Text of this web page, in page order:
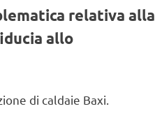
relativa alla
allo
di caldaie Baxi.